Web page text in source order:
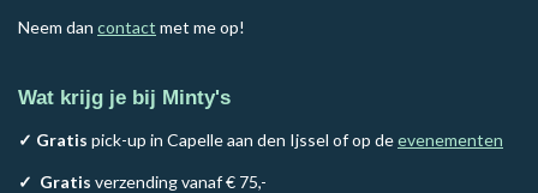
Neem dan contact met me op!
Wat krijg je bij Minty's
✓ Gratis pick-up in Capelle aan den Ijssel of op deevenementen
✓ Gratis verzending vanaf € 75,-